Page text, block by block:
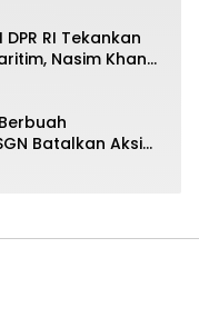
RI Tekankan
Nasim Khan
Laut
Batalkan Aksi
Penuhi Sejumlah